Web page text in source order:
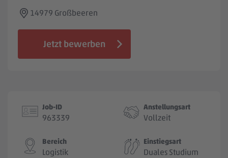
Jobbörse
14979 Großbeeren
Jetzt bewerben
Job-ID
963339
Anstellungsart
Vollzeit
Bereich
Logistik
Einstiegsart
Duales Studium